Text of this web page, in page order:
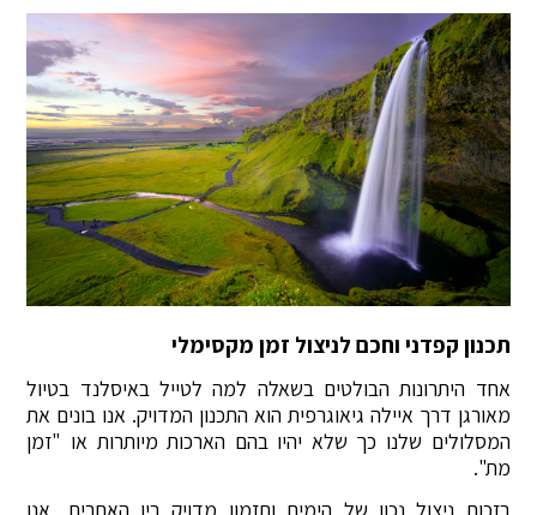
תכנון קפדני וחכם לניצול זמן מקסימלי
אחד היתרונות הבולטים בשאלה למה לטייל באיסלנד בטיול
מאורגן דרך איילה גיאוגרפית הוא התכנון המדויק. אנו בונים את
המסלולים שלנו כך שלא יהיו בהם הארכות מיותרות או "זמן
מת".
בזכות ניצול נכון של הימים ותזמון מדויק בין האתרים, אנו